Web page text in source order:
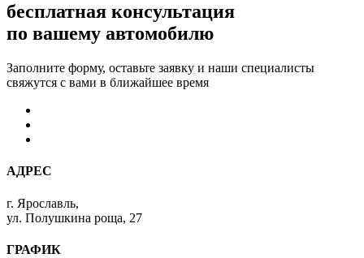
бесплатная консультация
по вашему автомобилю
Заполните форму, оставьте заявку и наши специалисты
свяжутся с вами в ближайшее время
АДРЕС
г. Ярославль,
ул. Полушкина роща, 27
ГРАФИК